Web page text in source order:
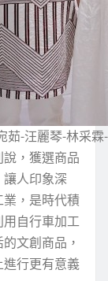
茹-汪麗琴-林采霖
，獲選商品
人印象深
，是時代積
自行車加工
文創商品，
行更有意義